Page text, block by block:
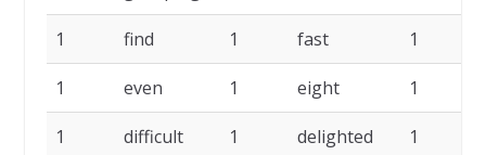
1 find 1 fast 1
1 even 1 eight 1
1 difficult 1 delighted 1